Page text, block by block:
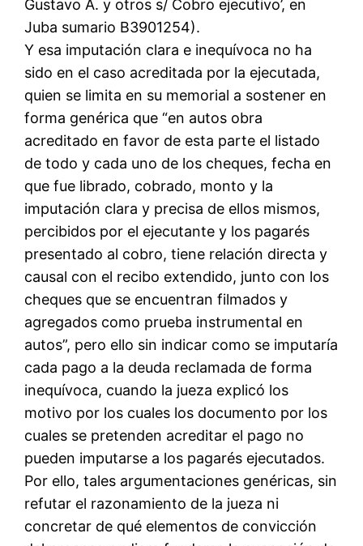
Gustavo A. y otros s/ Cobro ejecutivo’, en
Juba sumario B3901254).
Y esa imputación clara e inequívoca no ha
sido en el caso acreditada por la ejecutada,
quien se limita en su memorial a sostener en
forma genérica que “en autos obra
acreditado en favor de esta parte el listado
de todo y cada uno de los cheques, fecha en
que fue librado, cobrado, monto y la
imputación clara y precisa de ellos mismos,
percibidos por el ejecutante y los pagarés
presentado al cobro, tiene relación directa y
causal con el recibo extendido, junto con los
cheques que se encuentran filmados y
agregados como prueba instrumental en
autos”, pero ello sin indicar como se imputaría
cada pago a la deuda reclamada de forma
inequívoca, cuando la jueza explicó los
motivo por los cuales los documento por los
cuales se pretenden acreditar el pago no
pueden imputarse a los pagarés ejecutados.
Por ello, tales argumentaciones genéricas, sin
refutar el razonamiento de la jueza ni
concretar de qué elementos de convicción